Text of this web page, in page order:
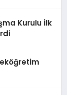
Kurulu İlk